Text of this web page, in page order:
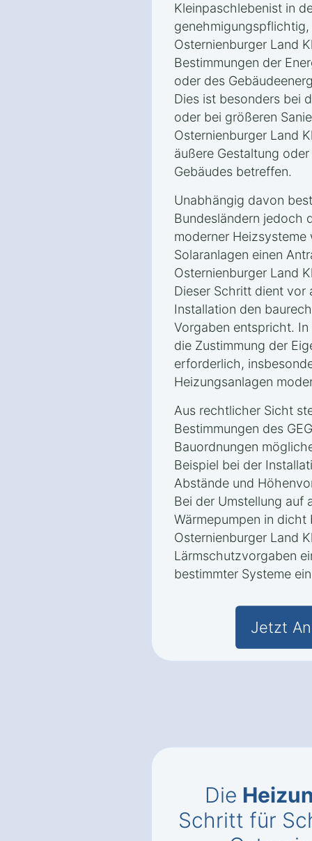
Kleinpaschlebenist in
Osternienburger Land
Bestimmungen der
oder des
Dies ist besonders bei
oder bei größeren
Osternienburger Land
äußere Gestaltung
Gebäudes betreffen.
Unabhängig davon
Bundesländern jedoch
moderner Heizsysteme
Solaranlagen einen
Osternienburger Land
Dieser Schritt dient vor
Installation den
Vorgaben entspricht.
die Zustimmung der
erforderlich,
Heizungsanlagen
Aus rechtlicher Sicht
Bestimmungen des
Bauordnungen
Beispiel bei der
Abstände und
Bei der Umstellung auf
Wärmepumpen in
Osternienburger Land
Lärmschutzvorgaben
bestimmter Systeme
Jetzt
Die
Schritt für